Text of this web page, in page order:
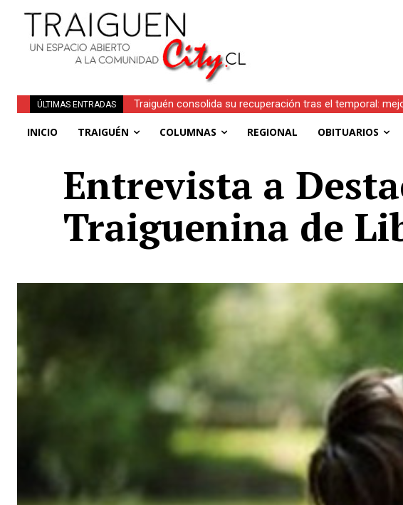
ÚLTIMAS ENTRADAS
Traiguén consolida su recuperación tras el temporal:
INICIO TRAIGUÉN COLUMNAS REGIONAL OBITUARIOS
Entrevista a
Traiguenina de